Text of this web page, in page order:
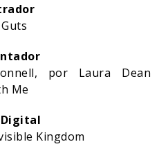
por Laura Dean
Me
Kingdom